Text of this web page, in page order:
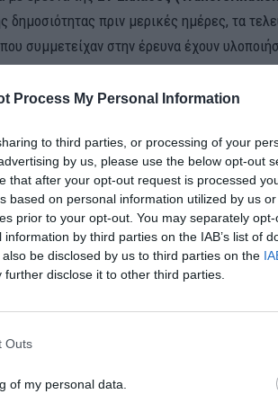
Process My Personal Information
to third parties, or processing of your
by us, please use the below opt-out
that after your opt-out request is processed
based on personal information utilized by us
prior to your opt-out. You may separately
by third parties on the IAB’s list of
be disclosed by us to third parties on the
further disclose it to other third parties.
Outs
of my personal data.
δημοσιότητας πριν μερικές ημέρες, τα
συμμετείχαν στην έρευνα έχουν
απάντησαν ότι έχουν ολοκληρώσει πάνω από
έχουν ανακοινώσει και σε ποιες άλλες
όσα έχουν ανακοινωθεί και επικοινωνία
τους στην Ελλάδα.
τον μεγαλύτερο πάροχο παγκοσμίως,
και διασύνδεσης στο cloud. Η
Το data center campus στην Αθήνα
σαν ένας κόμβος συνεργειών
1, Athens 2
και το υπερσύγχρονο